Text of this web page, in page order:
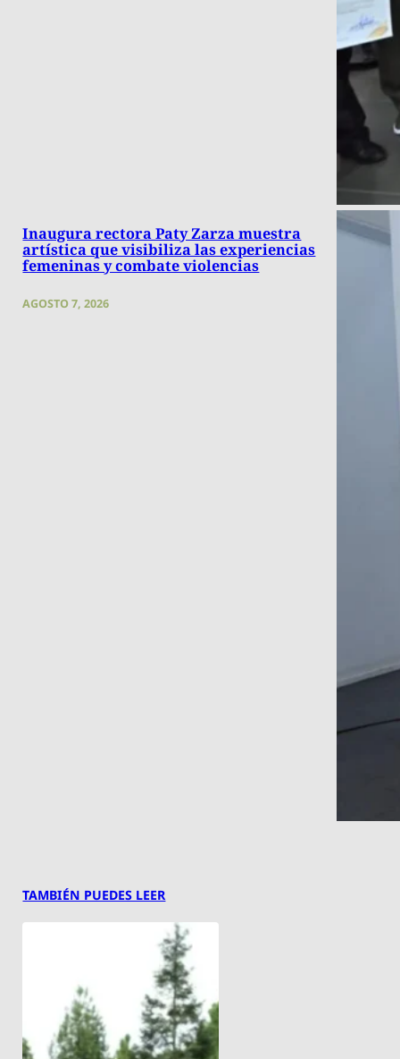
Inaugura rectora Paty Zarza muestra
artística que visibiliza las experiencias
femeninas y combate violencias
AGOSTO 7, 2026
TAMBIÉN PUEDES LEER